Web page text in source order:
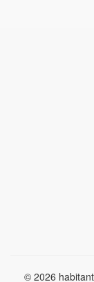
© 2026